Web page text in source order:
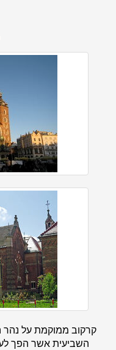
קרקוב ממוקמת על נהר
השביעית אשר הפך